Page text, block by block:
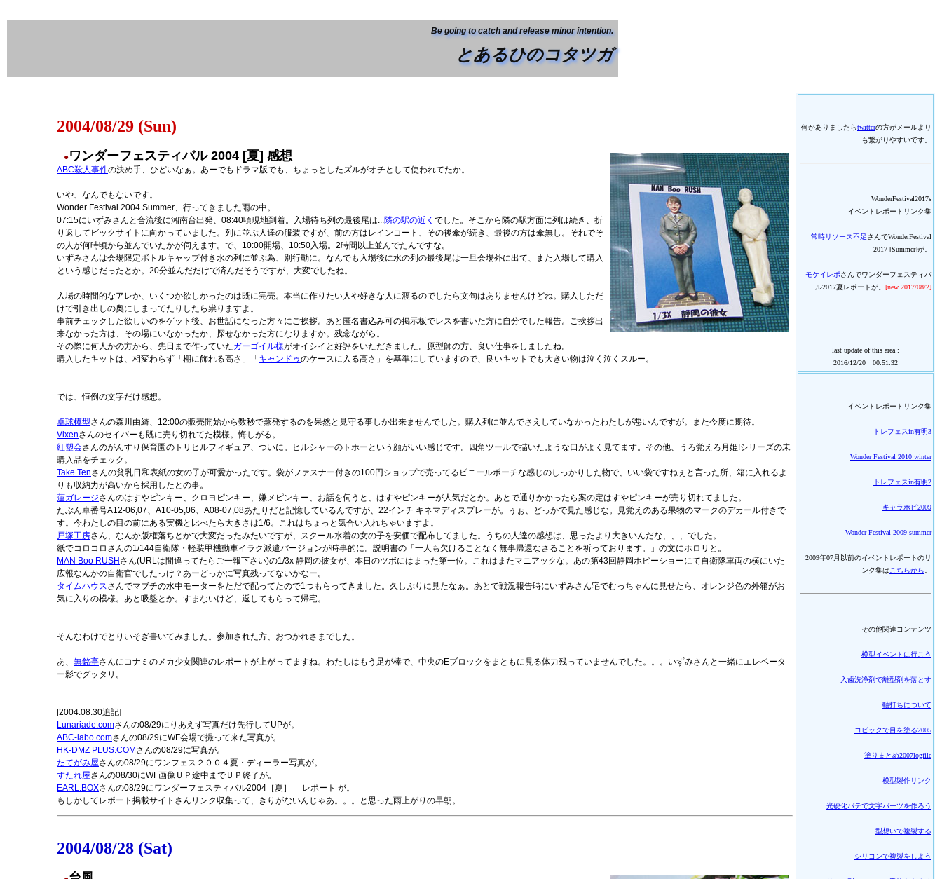
Be going to catch and release minor intention.
とあるひのコタツガ
2004/08/29 (Sun)
●ワンダーフェスティバル 2004 [夏] 感想
ABC殺人事件の決め手、ひどいなぁ。あーでもドラマ版でも、ちょっとしたズルがオチとして使われてたか。
いや、なんでもないです。
Wonder Festival 2004 Summer、行ってきました雨の中。
07:15にいずみさんと合流後に湘南台出発、08:40頃現地到着。入場待ち列の最後尾は...隣の駅の近く でした。そこから隣の駅方面に列は続き、折
り返してビックサイトに向かっていました。列に並ぶ人達の服装ですが、前の方はレインコート、その後傘が続き、最後の方は傘無し。それでそ
の人が何時頃から並んでいたかが伺えます。で、10:00開場、10:50入場。2時間以上並んでたんですな。
いずみさんは会場限定ボトルキャップ付き水の列に並ぶ為、別行動に。なんでも入場後に水の列の最後尾は一旦会場外に出て、また入場して購入
という感じだったとか。20分並んだだけで済んだそうですが、大変でしたね。
入場の時間的なアレか、いくつか欲しかったのは既に完売。本当に作りたい人や好きな人に渡るのでしたら文句はありませんけどね。購入しただ
けで引き出しの奥にしまってたりしたら祟りますよ。
事前チェックした欲しいのをゲット後、お世話になった方々にご挨拶。あと匿名書込み可の掲示板でレスを書いた方に自分でした報告。ご挨拶出
来なかった方は、その場にいなかったか、探せなかった方になりますか。残念ながら。
その際に何人かの方から、先日まで作っていたガーゴイル様がオイシイと好評をいただきました。原型師の方、良い仕事をしましたね。
購入したキットは、相変わらず「棚に飾れる高さ」「 キャンドゥのケースに入る高さ」を基準にしていますので、良いキットでも大きい物は泣く泣くスルー。
では、恒例の文字だけ感想。
卓球模型さんの森川由綺、12:00の販売開始から数秒で蒸発するのを呆然と見守る事しか出来ませんでした。購入列に並んでさえしていなかったわたしが悪いんですが。また今度に期待。
Vixenさんのセイバーも既に売り切れてた模様。悔しがる。
紅塑会さんのがんすり保育園のトリヒルフィギュア、ついに。ヒルシャーのトホーという顔がいい感じです。四角ツールで描いたような口がよく見てます。その他、うろ覚えろ月姫!シリーズの未
購入品をチェック。
Take Tenさんの貧乳日和表紙の女の子が可愛かったです。袋がファスナー付きの100円ショップで売ってるビニールポーチな感じのしっかりした物で、いい袋ですねぇと言った所、箱に入れるよ
りも収納力が高いから採用したとの事。
蓮ガレージさんのはすやピンキー、クロヨピンキー、嫌メピンキー、お話を伺うと、はすやピンキーが人気だとか。あとで通りかかったら案の定はすやピンキーが売り切れてました。
たぶん卓番号A12-06,07、A10-05,06、A08-07,08あたりだと記憶しているんですが、22インチ キネマディスプレーが。ぅぉ、どっかで見た感じな。見覚えのある果物のマークのデカール付きで
す。今わたしの目の前にある実機と比べたら大きさは1/6。これはちょっと気合い入れちゃいますよ。
戸塚工房さん、なんか版権落ちとかで大変だったみたいですが、スクール水着の女の子を安価で配布してました。うちの人達の感想は、思ったより大きいんだな、、、でした。
紙でコロコロさんの1/144自衛隊・軽装甲機動車イラク派遣バージョンが時事的に。説明書の「一人も欠けることなく無事帰還なさることを祈っております。」の文にホロリと。
MAN Boo RUSH さん(URLは間違ってたらご一報下さい)の1/3x 静岡の彼女が、本日のツボにはまった第一位。これはまたマニアックな。あの第43回静岡ホビーショーにて自衛隊車両の横にいた
広報なんかの自衛官でしたっけ？あーどっかに写真残ってないかなー。
タイムハウスさんでマブチの水中モーターをただで配ってたので1つもらってきました。久しぶりに見たなぁ。あとで戦況報告時にいずみさん宅でむっちゃんに見せたら、オレンジ色の外箱がお
気に入りの模様。あと吸盤とか。すまないけど、返してもらって帰宅。
そんなわけでとりいそぎ書いてみました。参加された方、おつかれさまでした。
あ、 無銘亭さんにコナミのメカ少女関連のレポートが上がってますね。わたしはもう足が棒で、中央のEブロックをまともに見る体力残っていませんでした。。。いずみさんと一緒にエレベータ
ー影でグッタリ。
[2004.08.30追記]
Lunarjade.comさんの08/29にりあえず写真だけ先行してUPが。
ABC-labo.comさんの08/29にWF会場で撮って来た写真が。
HK-DMZ PLUS.COM さんの08/29に写真が。
たてがみ屋さんの08/29にワンフェス２００４夏・ディーラー写真が。
すたれ屋さんの08/30にWF画像ＵＰ途中までＵＰ終了が。
EARL.BOXさんの08/29にワンダーフェスティバル2004［夏］ レポート が。
もしかしてレポート掲載サイトさんリンク収集って、きりがないんじゃあ。。。と思った雨上がりの早朝。
2004/08/28 (Sat)
何かありましたらtwitterの方がメールより
も繋がりやすいです。
WonderFestival2017s
イベントレポートリンク集
常時リソース不足さんでWonderFestival
2017 [Summer]が。
モケイレポさんでワンダーフェスティバ
ル2017夏レポートが。 [new 2017/08/2]
last update of this area :
2016/12/20 00:51:32
イベントレポートリンク集
トレフェスin有明3
Wonder Festival 2010 winter
トレフェスin有明2
キャラホビ2009
Wonder Festival 2009 summer
2009年07月以前のイベントレポートのリ
ンク集は こちらから
その他関連コンテンツ
模型イベントに行こう
入歯洗浄剤で離型剤を落とす
軸打ちについて
コピックで目を塗る2005
塗りまとめ2007logfile
模型製作リンク
光硬化パテで文字パーツを作ろう
型想いで複製する
シリコンで複製をしよう